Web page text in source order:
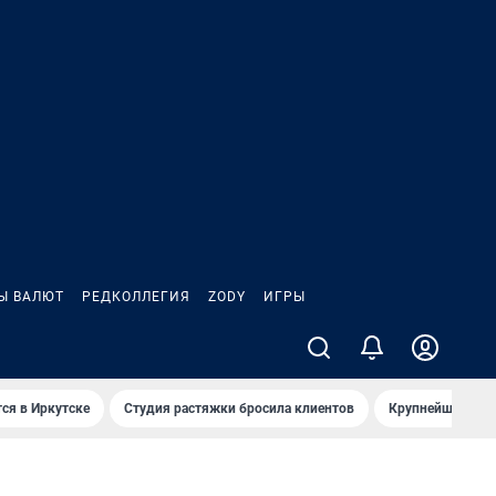
ВАЛЮТ РЕДКОЛЛЕГИЯ ZODY ИГРЫ
в Иркутске Студия растяжки бросила клиентов Крупнейшие